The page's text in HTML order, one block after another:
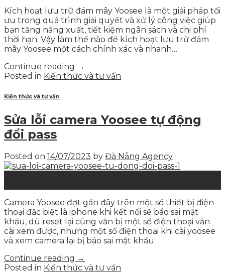
Kích hoạt lưu trữ đám mây Yoosee là một giải pháp tối
ưu trong quá trình giải quyết và xử lý công việc giúp
bạn tăng năng xuất, tiết kiệm ngân sách và chi phí
thời hạn. Vậy làm thế nào để kích hoạt lưu trữ đám
mây Yoosee một cách chính xác và nhanh…
Continue reading →
Posted in Kiến thức và tư vấn
Kiến thức và tư vấn
Sửa lỗi camera Yoosee tự động
đổi pass
Posted on 14/07/2023 by Đà Nẵng Agency
Camera Yoosee đợt gần đây trên một số thiết bị điện
thoại đặc biệt là iphone khi kết nối sẽ báo sai mật
khẩu, dù reset lại cũng vẫn bị một số điện thoại vẫn
cài xem được, nhưng một số điện thoại khi cài yoosee
và xem camera lại bị báo sai mật khẩu…
Continue reading →
Posted in Kiến thức và tư vấn